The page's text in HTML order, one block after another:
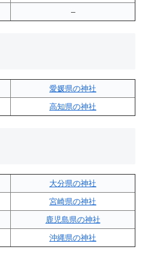
–
愛媛県の神社
高知県の神社
大分県の神社
宮崎県の神社
鹿児島県の神社
沖縄県の神社